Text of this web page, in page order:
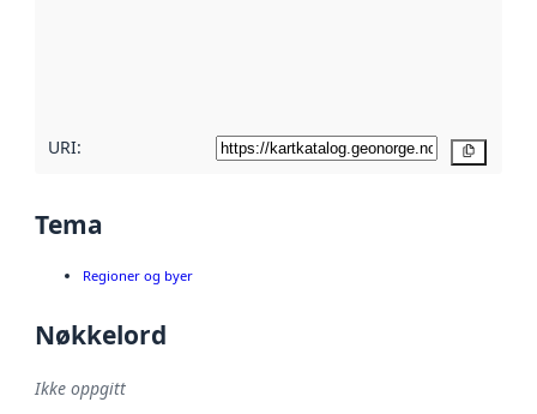
URI:
Tema
Regioner og byer
Nøkkelord
Ikke oppgitt